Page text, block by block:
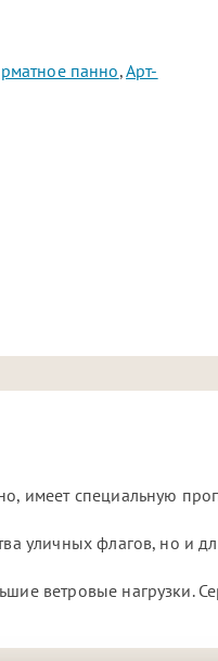
панно,Арт-
имеет специальную
уличных флагов, но и
ветровые нагрузки.